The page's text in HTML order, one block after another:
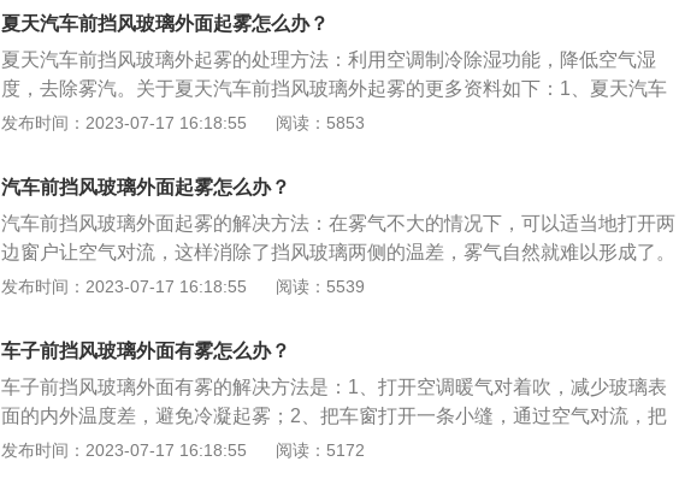
玻璃上形成一层透明的护膜，防止雾气形成。4、洗洁精配合干布擦，拿洗洁精
兑水，用海绵均匀涂抹于车玻璃上，等干后用擦车毛巾擦干净，不会留水印，可
有效保持20小时不结雾。
夏天汽车前挡风玻璃外面起雾怎么办？
夏天汽车前挡风玻璃外起雾的处理方法：利用空调制冷除湿功能，降低空气湿
度，去除雾汽。关于夏天汽车前挡风玻璃外起雾的更多资料如下：1、夏天汽车
前挡风玻璃外起雾的原因：外界空气湿度大，气温高，潮湿的空气遇到凉的玻
起雾的方法：喷涂防雾剂。将少许除雾剂喷于汽车玻璃窗，擦拭干净，即可除去
玻璃窗上的污垢、斑痕并在玻璃上形成一薄层透明的保护膜，可有效防止水汽在
玻璃上凝结形成雾层。
发布时间：2023-07-17 16:18:55 阅读：5853
汽车前挡风玻璃外面起雾怎么办？
汽车前挡风玻璃外面起雾的解决方法：在雾气不大的情况下，可以适当地打开两
边窗户让空气对流，这样消除了挡风玻璃两侧的温差，雾气自然就难以形成了。
或者打开空调冷风，能够在很短的时间内消除雾气。除雾剂的原理很简单，在挡
种保护膜的有效期很短，需要长期重复地喷才能保持效果。如果系统检测到即将
起雾，空调系统即启动一系列的除雾操作，如调整温度、风向、风量、内外循环
等。吹冷风是一个见效快但治标不治本的情况，吹热风能从根本上解决玻璃起雾
的问题。
发布时间：2023-07-17 16:18:55 阅读：5539
车子前挡风玻璃外面有雾怎么办？
车子前挡风玻璃外面有雾的解决方法是：1、打开空调暖气对着吹，减少玻璃表
面的内外温度差，避免冷凝起雾；2、把车窗打开一条小缝，通过空气对流，把
湿气吹掉，让车内外的温度达成一个平衡；3、用洗洁精、肥皂水、盐水等喷擦
发布时间：2023-07-17 16:18:55 阅读：5172